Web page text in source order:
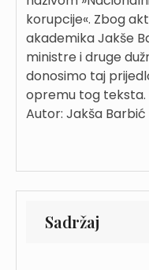
korupcije«. Zbog
akademika Jakše
ministre i druge
donosimo taj
opremu tog teksta.
Autor: Jakša Barbić
Sadržaj